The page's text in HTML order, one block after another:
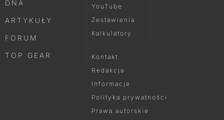
DNA
ARTYKUŁY
FORUM
TOP GEAR
YouTube
Zestawienia
Kalkulatory
Kontakt
Redakcja
Informacje
Polityka prywatności
Prawa autorskie